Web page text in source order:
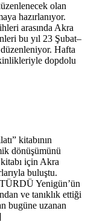
olan
hazırlanıyor.
arasında Akra
bu yıl 23 Şubat–
Hafta
dopdolu
kitabının
dönüşümünü
için Akra
buluştu.
Yenigün’ün
ve tanıklık ettiği
bugüne uzanan